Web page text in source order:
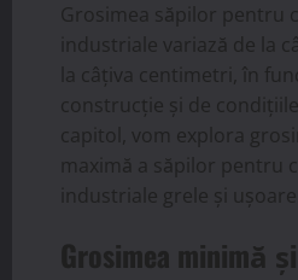
Grosimea săpilor pentru
industriale variază de la
la câțiva centimetri, în
construcție și de
capitol, vom explora
maximă a săpilor pentru
industriale grele și ușoare.
Grosimea minimă